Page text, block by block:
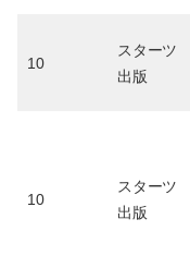
10
スターツ
出版
10
スターツ
出版